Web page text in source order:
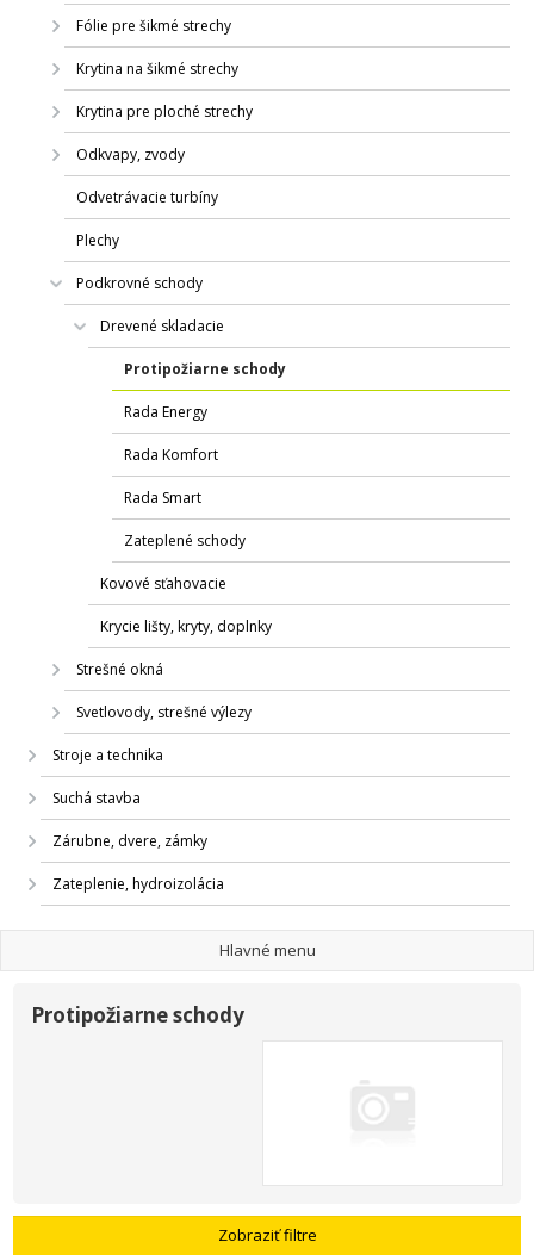
Fólie pre šikmé strechy
Krytina na šikmé strechy
Krytina pre ploché strechy
Odkvapy, zvody
Odvetrávacie turbíny
Plechy
Podkrovné schody
Drevené skladacie
Protipožiarne schody
Rada Energy
Rada Komfort
Rada Smart
Zateplené schody
Kovové sťahovacie
Krycie lišty, kryty, doplnky
Strešné okná
Svetlovody, strešné výlezy
Stroje a technika
Suchá stavba
Zárubne, dvere, zámky
Zateplenie, hydroizolácia
Hlavné menu
Protipožiarne schody
Zobraziť filtre